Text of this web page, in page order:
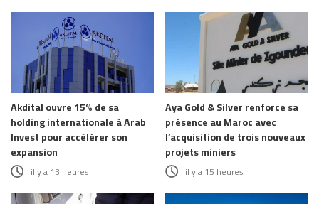
Akdital ouvre 15% de sa
holding internationale à Arab
Invest pour accélérer son
expansion
il y a 13 heures
Aya Gold & Silver renforce sa
présence au Maroc avec
l’acquisition de trois nouveaux
projets miniers
il y a 15 heures